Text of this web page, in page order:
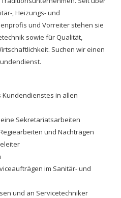
, Heizungs- und
und Vorreiter stehen sie
sowie für Qualität,
Suchen wir einen
in allen
Sekretariatsarbeiten
und Nachträgen
im Sanitär- und
und an Servicetechniker